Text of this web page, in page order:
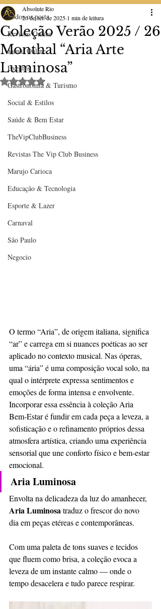
Todos os posts
Revistas Online
Jornal Online
Eventos
Gastronomia & Turismo
Social & Estilos
Saúde & Bem Estar
TheVipClubBusiness
Revistas The Vip Club Business
Marujo Carioca
Educação & Tecnologia
Esporte & Lazer
Carnaval
São Paulo
Negocio
Coleção Verão 2025 / 26
Monthal “Aria Arte
Luminosa”
Absolute Rio
20 de set. de 2025 1 min de leitura
Avaliado com NaN de 5 estrelas.
O termo “Aria”, de origem italiana, significa
“ar” e carrega em si nuances poéticas ao ser
aplicado no contexto musical. Nas óperas,
uma “ária” é uma composição vocal solo, na
qual o intérprete expressa sentimentos e
emoções de forma intensa e envolvente.
Incorporar essa essência à coleção Aria
Bem-Estar é fundir em cada peça a leveza, a
sofisticação e o refinamento próprios dessa
atmosfera artística, criando uma experiência
sensorial que une conforto físico e bem-estar
emocional.
Aria Luminosa
Envolta na delicadeza da luz do amanhecer,
Aria Luminosa traduz o frescor do novo
dia em peças etéreas e contemporâneas.
Com uma paleta de tons suaves e tecidos
que fluem como brisa, a coleção evoca a
leveza de um instante calmo — onde o
tempo desacelera e tudo parece respirar.